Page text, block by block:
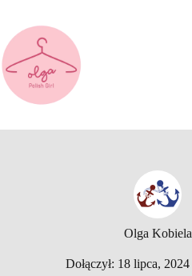
treści
Olga Kobiela
Dołączył: 18 lipca, 2024